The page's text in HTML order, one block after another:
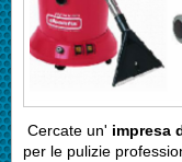
Cercate un' impresa
per le pulizie